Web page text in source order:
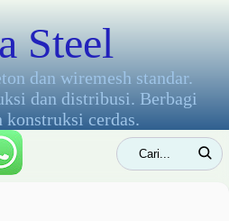
Steel
dan wiremesh standar.
dan distribusi. Berbagi
konstruksi cerdas.